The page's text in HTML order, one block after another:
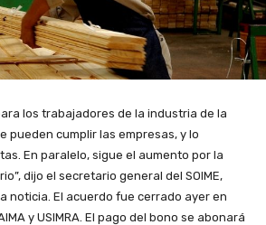
los trabajadores de la industria de la
pueden cumplir las empresas, y lo
En paralelo, sigue el aumento por la
dijo el secretario general del SOIME,
noticia. El acuerdo fue cerrado ayer en
y USIMRA. El pago del bono se abonará